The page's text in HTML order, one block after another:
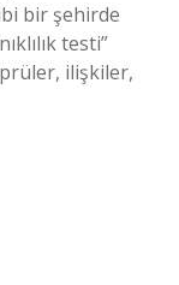
bir şehirde
testi”
ilişkiler,